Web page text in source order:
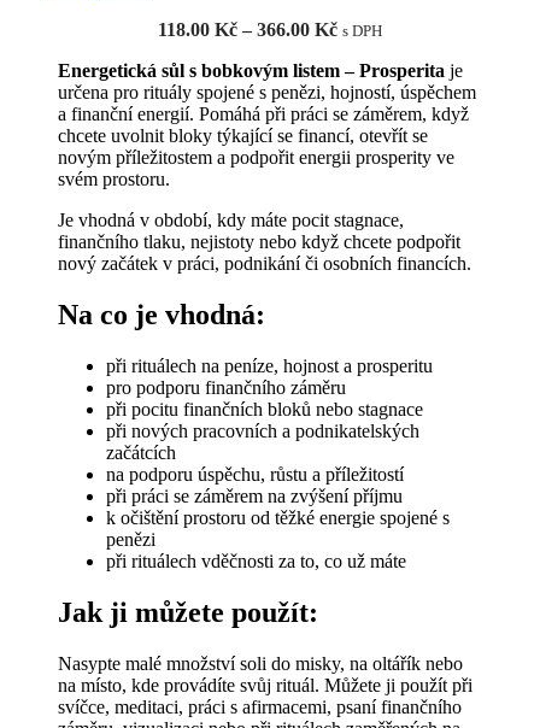
118.00 Kč – 366.00 KčRozpětí
118.00 Kč
až
366.00 Kč
s DPH
Energetická sůl s bobkovým listem – Prosperita je
určena pro rituály spojené s penězi, hojností, úspěchem
a finanční energií. Pomáhá při práci se záměrem, když
chcete uvolnit bloky týkající se financí, otevřít se
novým příležitostem a podpořit energii prosperity ve
svém prostoru.
Je vhodná v období, kdy máte pocit stagnace,
finančního tlaku, nejistoty nebo když chcete podpořit
nový začátek v práci, podnikání či osobních financích.
Na co je vhodná:
při rituálech na peníze, hojnost a prosperitu
pro podporu finančního záměru
při pocitu finančních bloků nebo stagnace
při nových pracovních a podnikatelských
začátcích
na podporu úspěchu, růstu a příležitostí
při práci se záměrem na zvýšení příjmu
k očištění prostoru od těžké energie spojené s
penězi
při rituálech vděčnosti za to, co už máte
Jak ji můžete použít:
Nasypte malé množství soli do misky, na oltářík nebo
na místo, kde provádíte svůj rituál. Můžete ji použít při
svíčce, meditaci, práci s afirmacemi, psaní finančního